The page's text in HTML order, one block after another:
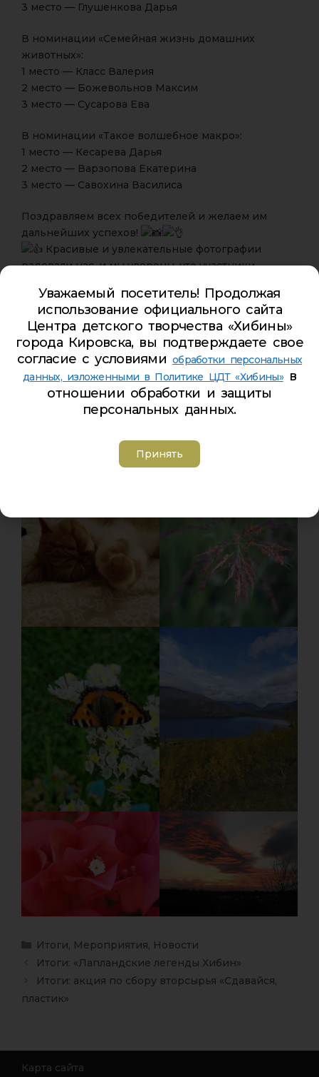
3 место — Глушенкова Дарья
В номинации «Семейная жизнь домашних
животных»:
1 место — Класс Валерия
2 место — Божевольнов Максим
3 место — Сусарова Ева
В номинации «Такое волшебное макро»:
1 место — Кесарева Дарья
2 место — Варзопова Екатерина
3 место — Савохина Василиса
Поздравляем всех победителей и желаем им
дальнейших успехов!
Красивые и увлекательные фотографии
радовали нас, и мы уверены, что участники
будущем.
Дипломы и сертификаты за участие можно
забрать у Булыни Ольги Геннадьевны по адресу:
ул. Дзержинского, д. 9а с 12 апреля.
До встречи на новых мероприятиях Центра!
Итоги, Мероприятия, Новости
Итоги: «Лапландские легенды Хибин»
Итоги: акция по сбору вторсырья «Сдавайся,
пластик»
Карта сайта
Уважаемый посетитель! Продолжая
использование официального сайта
Центра детского творчества «Хибины»
города Кировска, вы подтверждаете свое
согласие с условиями обработки персональных
данных, изложенными в Политике ЦДТ «Хибины»в
отношении обработки и защиты
персональных данных.
Принять